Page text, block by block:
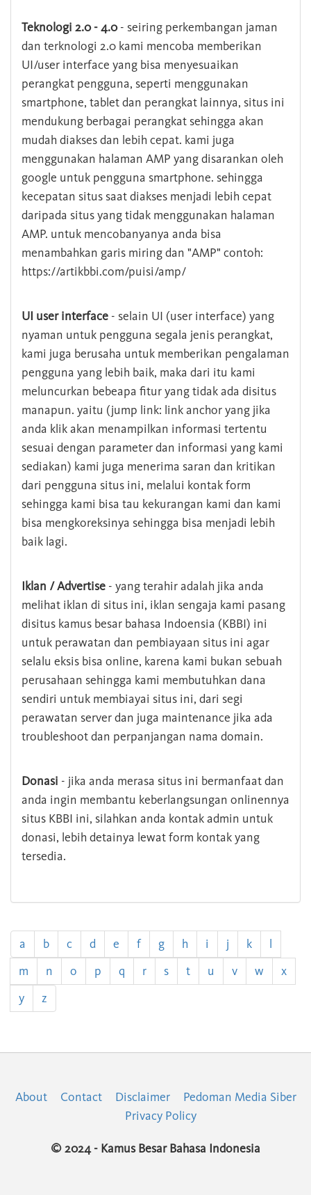
Teknologi 2.0 - 4.0- seiring perkembangan jaman
dan terknologi 2.0 kami mencoba memberikan
UI/user interface yang bisa menyesuaikan
perangkat pengguna, seperti menggunakan
smartphone, tablet dan perangkat lainnya, situs ini
mendukung berbagai perangkat sehingga akan
mudah diakses dan lebih cepat. kami juga
menggunakan halaman AMP yang disarankan oleh
google untuk pengguna smartphone. sehingga
kecepatan situs saat diakses menjadi lebih cepat
daripada situs yang tidak menggunakan halaman
AMP. untuk mencobanyanya anda bisa
menambahkan garis miring dan "AMP" contoh:
https://artikbbi.com/puisi/amp/
UI user interface - selain UI (user interface) yang
nyaman untuk pengguna segala jenis perangkat,
kami juga berusaha untuk memberikan pengalaman
pengguna yang lebih baik, maka dari itu kami
meluncurkan bebeapa fitur yang tidak ada disitus
manapun. yaitu (jump link: link anchor yang jika
anda klik akan menampilkan informasi tertentu
sesuai dengan parameter dan informasi yang kami
sediakan) kami juga menerima saran dan kritikan
dari pengguna situs ini, melalui kontak form
sehingga kami bisa tau kekurangan kami dan kami
bisa mengkoreksinya sehingga bisa menjadi lebih
baik lagi.
Iklan / Advertise - yang terahir adalah jika anda
melihat iklan di situs ini, iklan sengaja kami pasang
disitus kamus besar bahasa Indoensia (KBBI) ini
untuk perawatan dan pembiayaan situs ini agar
selalu eksis bisa online, karena kami bukan sebuah
perusahaan sehingga kami membutuhkan dana
sendiri untuk membiayai situs ini, dari segi
perawatan server dan juga maintenance jika ada
troubleshoot dan perpanjangan nama domain.
Donasi - jika anda merasa situs ini bermanfaat dan
anda ingin membantu keberlangsungan onlinennya
situs KBBI ini, silahkan anda kontak admin untuk
donasi, lebih detainya lewat form kontak yang
tersedia.
a b c d e f g h i j k
l
m
n o p q r s t u v w
x
y
z
About Contact Disclaimer
Pedoman Media Siber
Privacy Policy
© 2024 - Kamus Besar Bahasa Indonesia